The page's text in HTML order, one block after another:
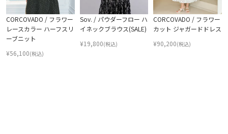
CORCOVADO / フラワー
レースカラー ハーフスリ
ーブニット
¥56,100(税込)
Sov. / パウダーフロー ハ
イネックブラウス(SALE)
¥19,800(税込)
CORCOVADO / フラワー
カット ジャガードドレス
¥90,200(税込)